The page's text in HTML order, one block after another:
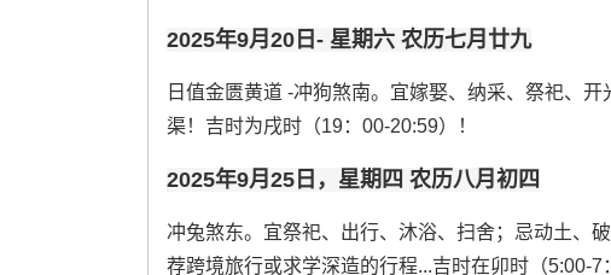
2025年9月20日- 星期六 农历七月廿九
日值金匮黄道 -冲狗煞南。宜嫁娶、纳采、祭祀、
渠！吉时为戌时（19：00-20:59）！
2025年9月25日，星期四 农历八月初四
冲兔煞东。宜祭祀、出行、沐浴、扫舍；忌动土、
荐跨境旅行或求学深造的行程...吉时在卯时（5:00-